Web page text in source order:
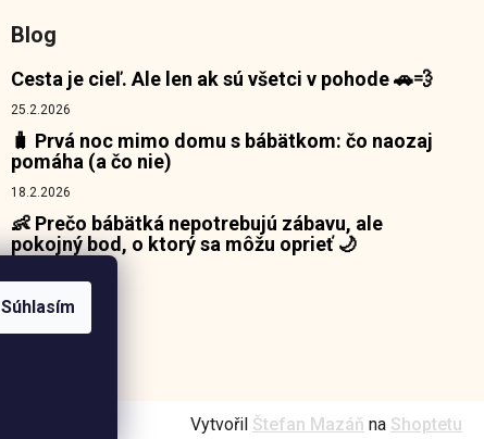
Súhlasím
Blog
Cesta je cieľ. Ale len ak sú všetci v pohode 🚗💨
25.2.2026
🧳 Prvá noc mimo domu s bábätkom: čo naozaj
pomáha (a čo nie)
18.2.2026
👶 Prečo bábätká nepotrebujú zábavu, ale
pokojný bod, o ktorý sa môžu oprieť 🌙
Vytvořil Štefan Mazáň na Shoptetu